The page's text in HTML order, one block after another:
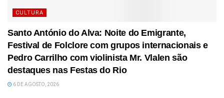
CULTURA
Santo António do Alva: Noite do Emigrante,
Festival de Folclore com grupos internacionais e
Pedro Carrilho com violinista Mr. Vlalen são
destaques nas Festas do Rio
6 DE AGOSTO, 2026